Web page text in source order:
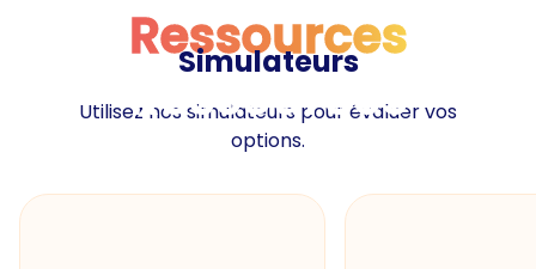
Ressources
Ressources
Simulateurs
Utilisez nos simulateurs pour évaluer vos
options.